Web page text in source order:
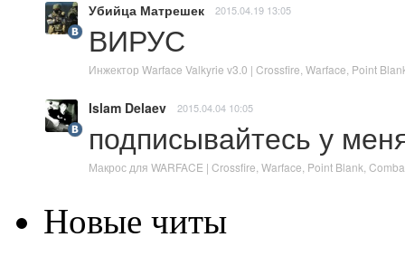
Убийца Матрешек 2015.04.19 13:05
ВИРУС
Инжектор Warface Valkyrie v3.0 | Crossfire, Warface, Point
Islam Delaev 2015.04.04 10:05
подписывайтесь у
Макрос для WARFACE | Crossfire, Warface, Point Blank,
Новые читы